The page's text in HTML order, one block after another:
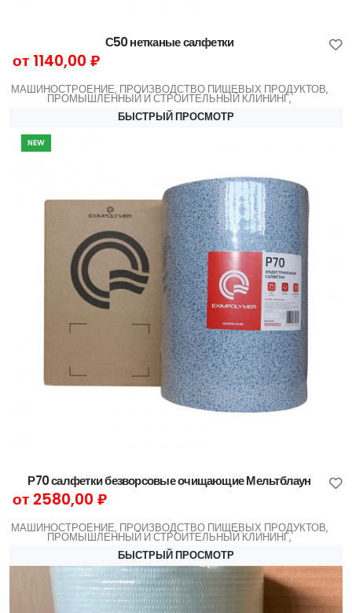
С50 нетканые салфетки
от 1140,00 ₽
МАШИНОСТРОЕНИЕ, ПРОИЗВОДСТВО ПИЩЕВЫХ ПРОДУКТОВ,
ПРОМЫШЛЕННЫЙ И СТРОИТЕЛЬНЫЙ КЛИНИНГ,
NEW
БЫСТРЫЙ ПРОСМОТР
Р70 салфетки безворсовые очищающие Мельтблаун
от 2580,00 ₽
МАШИНОСТРОЕНИЕ, ПРОИЗВОДСТВО ПИЩЕВЫХ ПРОДУКТОВ,
ПРОМЫШЛЕННЫЙ И СТРОИТЕЛЬНЫЙ КЛИНИНГ,
БЫСТРЫЙ ПРОСМОТР